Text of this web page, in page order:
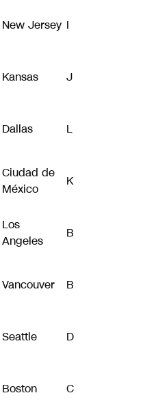
New Jersey I
Kansas J
Dallas L
Ciudad de
México
K
Los
Angeles
B
Vancouver B
Seattle D
Boston C